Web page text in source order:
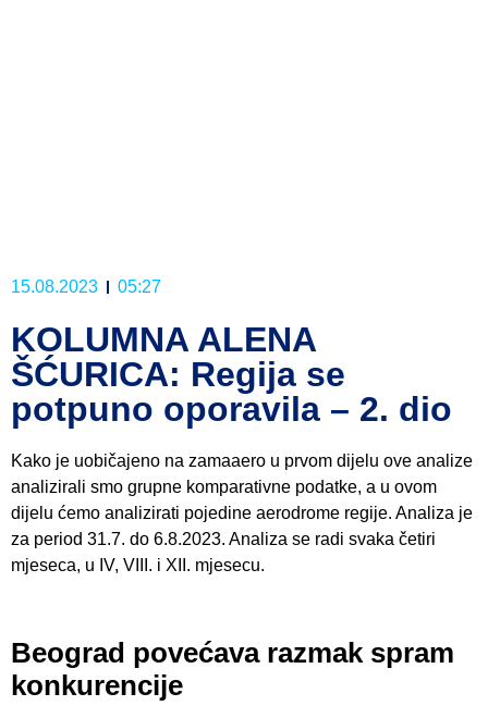
15.08.2023 05:27
KOLUMNA ALENA
ŠĆURICA: Regija se
potpuno oporavila – 2. dio
Kako je uobičajeno na zamaaero u prvom dijelu ove analize
analizirali smo grupne komparativne podatke, a u ovom
dijelu ćemo analizirati pojedine aerodrome regije. Analiza je
za period 31.7. do 6.8.2023. Analiza se radi svaka četiri
mjeseca, u IV, VIII. i XII. mjesecu.
Beograd povećava razmak spram
konkurencije